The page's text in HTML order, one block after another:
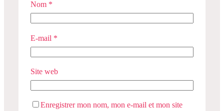
Nom *
E-mail *
Site web
Enregistrer mon nom, mon e-mail et mon site